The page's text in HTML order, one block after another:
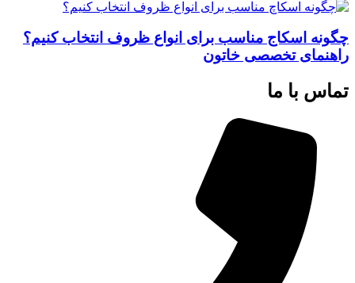
چگونه اسکاج مناسب برای انواع ظروف انتخاب کنیم؟
راهنمای تخصصی خاتون
تماس با ما